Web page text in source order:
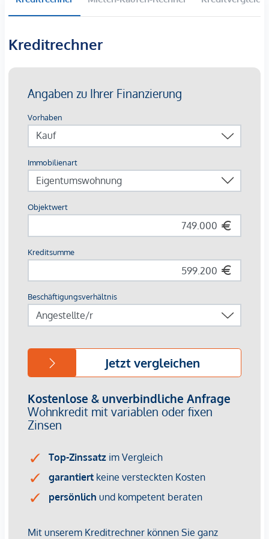
hervorragende Infrastruktur rund um den Schwedenplatz,
vielfältige Gastronomie, Einkaufsmöglichkeiten sowie für
Flughaben, 1 Station mit der U-Bahn und schneller Umstieg
zum CAT (City Airport Train), ein absolutes Highlight.
Kaufpreise der Vorsorgewohnungen
von EUR 260.000, - bis EUR 1.395.000, - netto zzgl. 20%
Fertigstellung:Das Projekt befindet sich in laufender
Sanierung der Allgemeinflächen, die bis Ende 2027
fertiggestellt werden. Vermietete Einheiten werden inklusive
bestehender Mietverhältnisse übernommen. Leerstehende
bzw. sanierungsbedürftige Tops ermöglichen individuelle
Entwicklung und zusätzliches Wertsteigerungspotenzial.
*Die angebotenen Vorsorgewohnungen können
ausschließlich zum Bruttokaufpreis für Eigennutzer erworben
werden. Ein Ankauf zu einem Vorsorgekaufpreis netto mit
Projekt nicht vorgesehen. Für weiterführende Informationen
oder eine persönliche Beratung stehen wir Ihnen
Wir weisen darauf hin, dass zwischen dem Vermittler und
dem zu vermittelnden Dritten ein familiäres oder
Der Vermittler ist als Doppelmakler tätig.
Infrastruktur / Entfernungen
Gesundheit
Kreditrechner